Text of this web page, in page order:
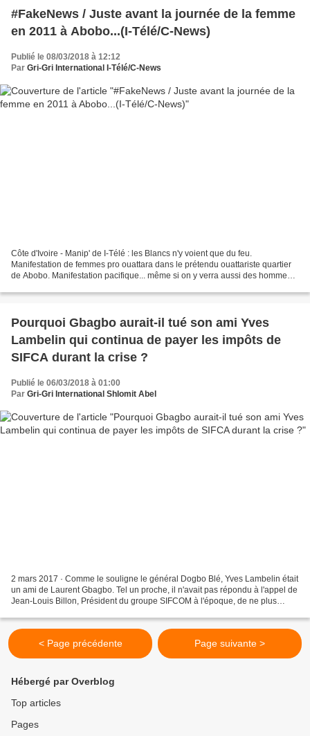
#FakeNews / Juste avant la journée de la femme
en 2011 à Abobo...(I-Télé/C-News)
Publié le 08/03/2018 à 12:12
Par Gri-Gri International I-Télé/C-News
Côte d'Ivoire - Manip' de I-Télé : les Blancs n'y voient que du feu.
Manifestation de femmes pro ouattara dans le prétendu ouattariste quartier
de Abobo. Manifestation pacifique... même si on y verra aussi des hommes,
Pourquoi Gbagbo aurait-il tué son ami Yves
Lambelin qui continua de payer les impôts de
SIFCA durant la crise ?
Publié le 06/03/2018 à 01:00
Par Gri-Gri International Shlomit Abel
2 mars 2017 · Comme le souligne le général Dogbo Blé, Yves Lambelin était
un ami de Laurent Gbagbo. Tel un proche, il n'avait pas répondu à l'appel de
Jean-Louis Billon, Président du groupe SIFCOM à l'époque, de ne plus
< Page précédente Page suivante >
Hébergé par Overblog
Top articles
Pages